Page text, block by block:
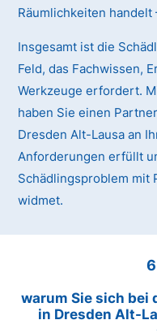
Räumlichkeiten
Insgesamt ist die
Feld, das Fachwissen,
Werkzeuge erfordert.
haben Sie einen
Dresden Alt-Lausa an
Anforderungen erfüllt
Schädlingsproblem mit
widmet.
warum Sie sich bei
in Dresden Alt-